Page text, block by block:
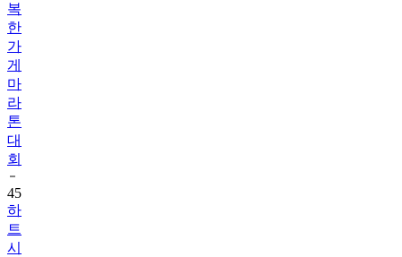
복
한
가
게
마
라
톤
대
회
45
하
트
시